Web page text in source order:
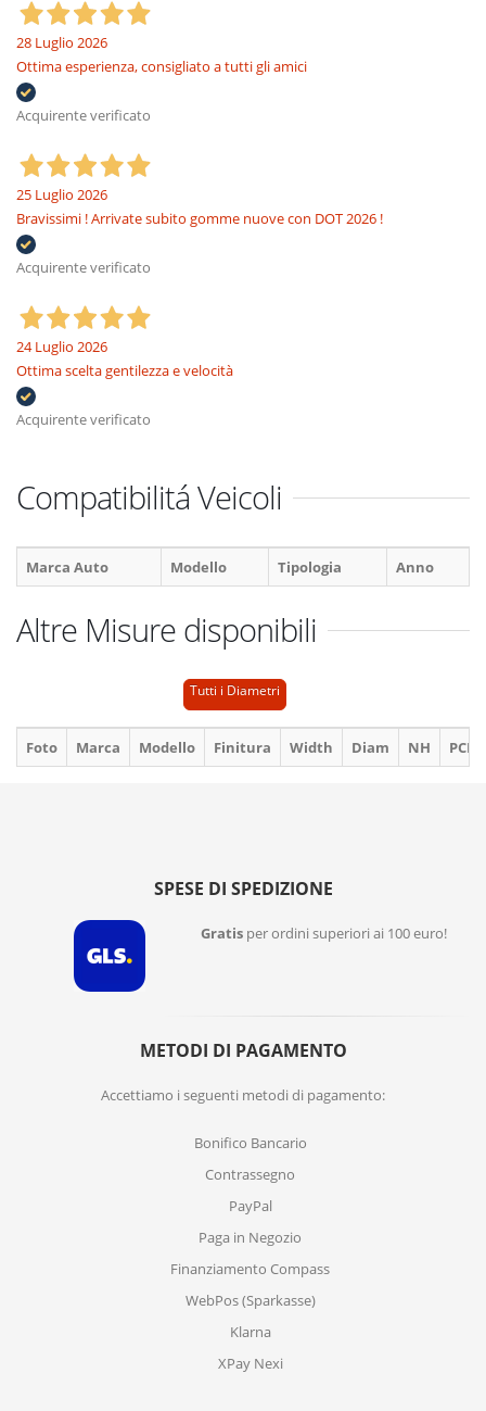
28 Luglio 2026
Ottima esperienza, consigliato a tutti gli amici
Acquirente verificato
25 Luglio 2026
Bravissimi ! Arrivate subito gomme nuove con DOT 2026 !
Acquirente verificato
24 Luglio 2026
Ottima scelta gentilezza e velocità
Acquirente verificato
Compatibilitá Veicoli
Marca Auto Modello Tipologia Anno
Altre Misure disponibili
Tutti i Diametri
Foto Marca Modello Finitura Width Diam NH PCD
SPESE DI SPEDIZIONE
Gratis per ordini superiori ai 100 euro!
METODI DI PAGAMENTO
Accettiamo i seguenti metodi di pagamento:
Bonifico Bancario
Contrassegno
PayPal
Paga in Negozio
Finanziamento Compass
WebPos (Sparkasse)
Klarna
XPay Nexi